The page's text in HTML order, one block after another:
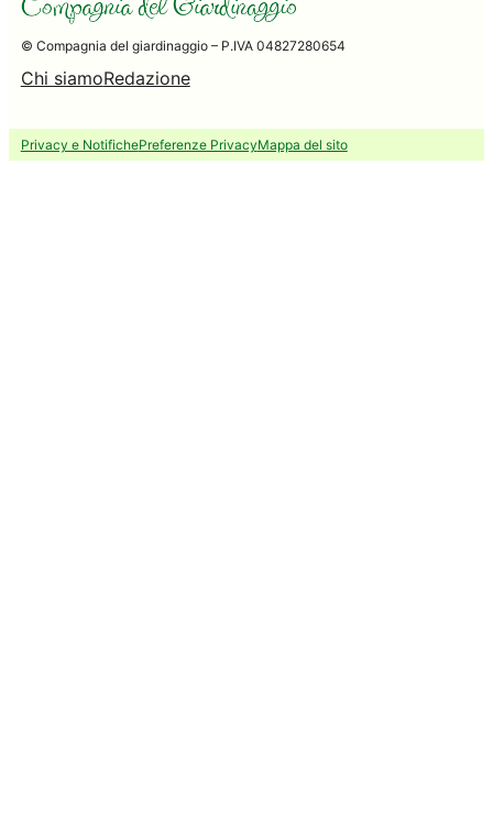
© Compagnia del giardinaggio – P.IVA 04827280654
Chi siamoRedazione
Privacy e NotifichePreferenze PrivacyMappa del sito